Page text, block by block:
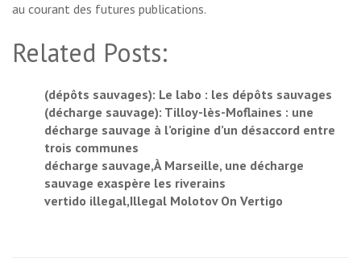
au courant des futures publications.
Related Posts:
(dépôts sauvages): Le labo : les dépôts sauvages
(décharge sauvage): Tilloy-lès-Moflaines : une
décharge sauvage à l’origine d’un désaccord entre
trois communes
décharge sauvage,À Marseille, une décharge
sauvage exaspère les riverains
vertido illegal,Illegal Molotov On Vertigo